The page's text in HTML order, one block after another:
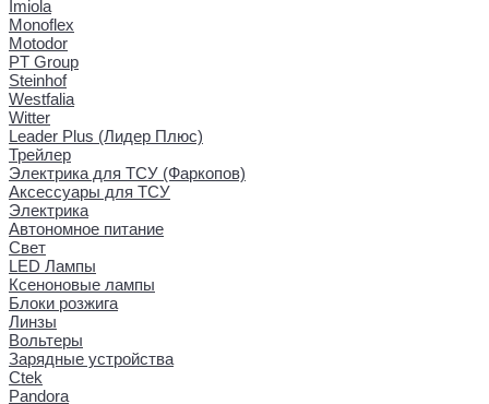
Imiola
Monoflex
Motodor
PT Group
Steinhof
Westfalia
Witter
Leader Plus (Лидер Плюс)
Трейлер
Электрика для ТСУ (Фаркопов)
Аксессуары для ТСУ
Электрика
Автономное питание
Свет
LED Лампы
Ксеноновые лампы
Блоки розжига
Линзы
Вольтеры
Зарядные устройства
Ctek
Pandora